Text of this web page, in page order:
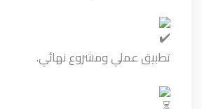
تطبيق عملي ومشروع نهائي.